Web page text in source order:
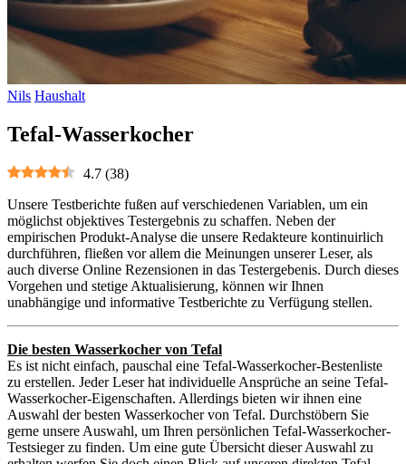
Nils Haushalt
Tefal-Wasserkocher
4.7 (38)
Unsere Testberichte fußen auf verschiedenen Variablen, um ein
möglichst objektives Testergebnis zu schaffen. Neben der
empirischen Produkt-Analyse die unsere Redakteure kontinuirlich
durchführen, fließen vor allem die Meinungen unserer Leser, als
auch diverse Online Rezensionen in das Testergebenis. Durch dieses
Vorgehen und stetige Aktualisierung, können wir Ihnen
unabhängige und informative Testberichte zu Verfügung stellen.
Die besten Wasserkocher von Tefal
Es ist nicht einfach, pauschal eine Tefal-Wasserkocher-Bestenliste
zu erstellen. Jeder Leser hat individuelle Ansprüche an seine Tefal-
Wasserkocher-Eigenschaften. Allerdings bieten wir ihnen eine
Auswahl der besten Wasserkocher von Tefal. Durchstöbern Sie
gerne unsere Auswahl, um Ihren persönlichen Tefal-Wasserkocher-
Testsieger zu finden. Um eine gute Übersicht dieser Auswahl zu